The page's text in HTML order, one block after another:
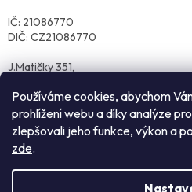
Používáme cookies, abychom
prohlížení webu a díky analýze
zlepšovali jeho funkce, výkon a
zde.
IČ: 21086770
DIČ: CZ21086770
J.Matičky 351,